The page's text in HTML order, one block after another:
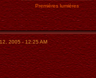
Premières lumières
2005 - 12:25 AM